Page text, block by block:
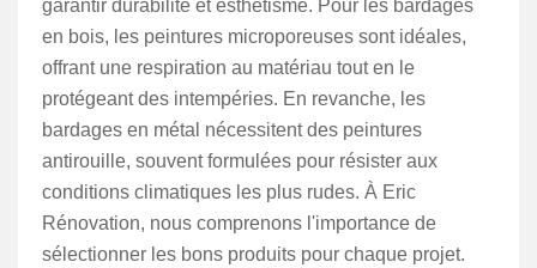
garantir durabilité et esthétisme. Pour les bardages
en bois, les peintures microporeuses sont idéales,
offrant une respiration au matériau tout en le
protégeant des intempéries. En revanche, les
bardages en métal nécessitent des peintures
antirouille, souvent formulées pour résister aux
conditions climatiques les plus rudes. À Eric
Rénovation, nous comprenons l'importance de
sélectionner les bons produits pour chaque projet.